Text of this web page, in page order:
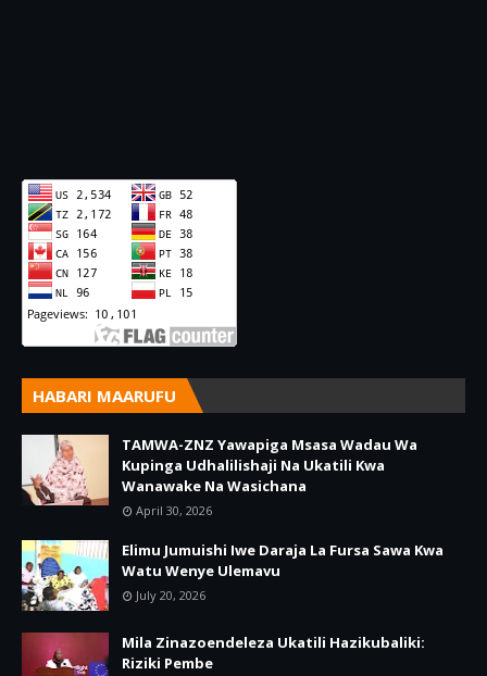
HABARI MAARUFU
TAMWA-ZNZ Yawapiga Msasa Wadau Wa
Kupinga Udhalilishaji Na Ukatili Kwa
Wanawake Na Wasichana
April 30, 2026
Elimu Jumuishi Iwe Daraja La Fursa Sawa Kwa
Watu Wenye Ulemavu
July 20, 2026
Mila Zinazoendeleza Ukatili Hazikubaliki:
Riziki Pembe